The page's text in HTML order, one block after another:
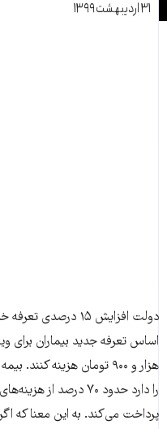
۳۱ اردیبهشت ۱۳۹۹
دولت افزایش ۱۵
هزار و ۹۰۰ تومان هزینه
را دارد حدود ۷۰ درصد
پرداخت می‌کند. به این معنا که